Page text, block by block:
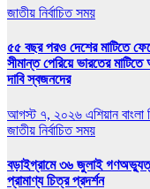
জাতীয় নির্বাচিত সময়
৫৫ বছর পরও দেশের মাটিতে
সীমান্ত পেরিয়ে ভারতের
দাবি স্বজনদের
আগস্ট ৭, ২০২৬ এশিয়ান
জাতীয় নির্বাচিত সময়
বড়াইগ্রামে ৩৬ জুলাই
প্রামাণ্য চিত্র প্রদর্শন